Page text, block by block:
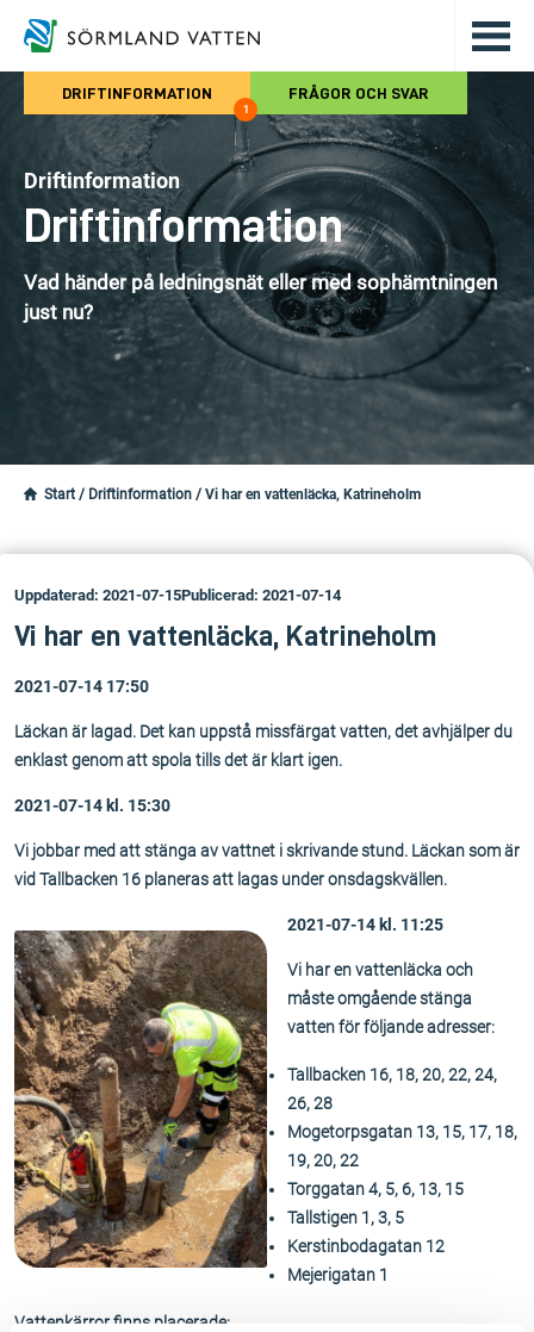
Hoppa till det huvudsakliga
DRIFTINFORMATION
1
FRÅGOR OCH SVAR
Driftinformation
Driftinformation
Vad händer på ledningsnät eller med sophämtningen
just nu?
Start / Driftinformation / Vi har en vattenläcka, Katrineholm
Uppdaterad: 2021-07-15Publicerad: 2021-07-14
Vi har en vattenläcka, Katrineholm
2021-07-14 17:50
Läckan är lagad. Det kan uppstå missfärgat vatten, det avhjälper du
enklast genom att spola tills det är klart igen.
2021-07-14 kl. 15:30
Vi jobbar med att stänga av vattnet i skrivande stund. Läckan som är
vid Tallbacken 16 planeras att lagas under onsdagskvällen.
2021-07-14 kl. 11:25
Vi har en vattenläcka och
måste omgående stänga
vatten för följande adresser:
Tallbacken 16, 18, 20, 22, 24,
26, 28
Mogetorpsgatan 13, 15, 17, 18,
19, 20, 22
Torggatan 4, 5, 6, 13, 15
Tallstigen 1, 3, 5
Kerstinbodagatan 12
Mejerigatan 1
Vattenkärror finns placerade: